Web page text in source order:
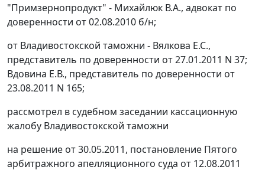
"Примзернопродукт" - Михайлюк В.А., адвокат по
доверенности от 02.08.2010 б/н;
от Владивостокской таможни - Вялкова Е.С.,
представитель по доверенности от 27.01.2011 N 37;
Вдовина Е.В., представитель по доверенности от
23.08.2011 N 165;
рассмотрел в судебном заседании кассационную
жалобу Владивостокской таможни
на решение от 30.05.2011, постановление Пятого
арбитражного апелляционного суда от 12.08.2011